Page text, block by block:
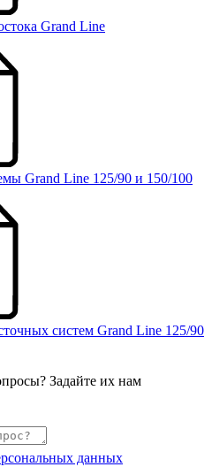
Grand Line
Grand Line 125/90 и 150/100
систем Grand Line 125/90
Задайте их нам
данных